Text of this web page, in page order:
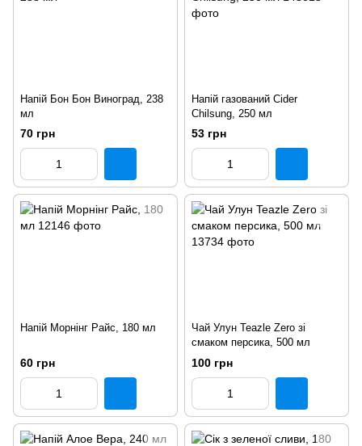
Напій Бон Бон Виноград, 238
мл
70 грн
Напій газований Cider
Chilsung, 250 мл
53 грн
Напій Морнінг Райс, 180 мл
60 грн
Чай Улун Teazle Zero зі
смаком персика, 500 мл
100 грн